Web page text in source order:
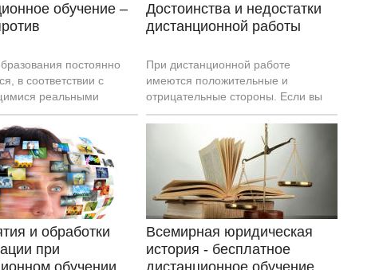
обучение –
постоянно
в соответствии с
реальными
Сейчас обрело
дистанционное
Инновации всегда
под пристальным
общественности,
проверкой временем.
сторонников и ярых
Достоинства и недостатки
дистанционной работы
При дистанционной работе
имеются положительные и
отрицательные стороны. Если вы
не можете на это решиться, нужно
«взвесить» все за и против.
и обработки
при
обучении
Всемирная юридическая
история - бесплатное
дистанционное обучение